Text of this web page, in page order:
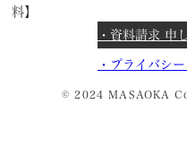
料】
・資料請求 申
・ プライバシ
© 2024 MASAOKA